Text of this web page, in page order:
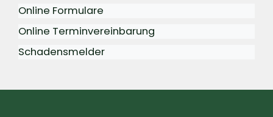
Online Formulare
Online Terminvereinbarung
Schadensmelder